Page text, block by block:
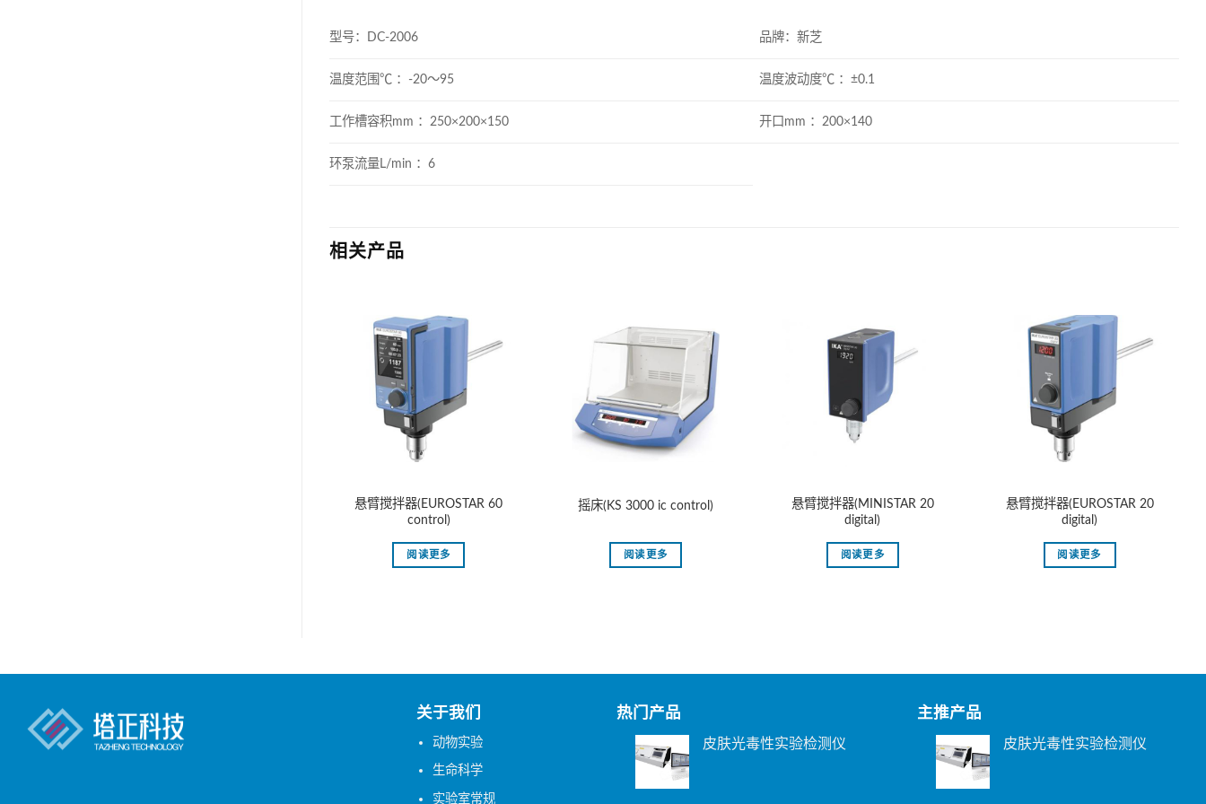
型号：DC-2006 品牌：新芝
温度范围℃ ：-20～95 温度波动度℃ ：±0.1
工作槽容积mm ：250×200×150 开口mm ：200×140
环泵流量L/min ：6
相关产品
悬臂搅拌器(EUROSTAR 60
control)
阅读更多
摇床(KS 3000 ic control)
阅读更多
悬臂搅拌器(MINISTAR 20
digital)
阅读更多
悬臂搅拌器(EUROSTAR 20
digital)
阅读更多
关于我们
动物实验
生命科学
实验室常规
热门产品
皮肤光毒性实验检测仪
主推产品
皮肤光毒性实验检测仪